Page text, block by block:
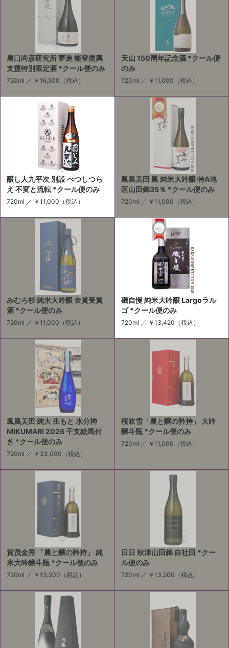
農口尚彦研究所 夢造 能登復興
支援特別限定酒 *クール便のみ
720ml ／ ￥16,500 （税込）
天山 150周年記念酒 *クール便
のみ
720ml ／ ￥11,000 （税込）
醸し人九平次 別設 べつしつら
え 不変と流転 *クール便のみ
720ml ／ ￥11,000 （税込）
鳳凰美田 鳳 純米大吟醸 特A地
区山田錦35％ *クール便のみ
720ml ／ ￥11,000 （税込）
みむろ杉 純米大吟醸 金賞受賞
酒 *クール便のみ
720ml ／ ￥11,000 （税込）
磯自慢 純米大吟醸 Largoラル
ゴ *クール便のみ
720ml ／ ￥13,420 （税込）
鳳凰美田 純大 生もと 水分神
MIKUMARI 2026 干支絵馬付
き *クール便のみ
720ml ／ ￥33,000 （税込）
桜吹雪「農と醸の矜持」 大吟
醸斗瓶 *クール便のみ
720ml ／ ￥11,000 （税込）
賀茂金秀 「農と醸の矜持」 純
米大吟醸斗瓶 *クール便のみ
720ml ／ ￥13,200 （税込）
日日 秋津山田錦 自社田 *クー
ル便のみ
720ml ／ ￥13,200 （税込）